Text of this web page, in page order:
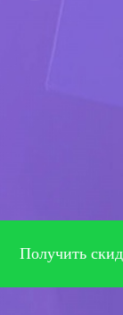
Получить